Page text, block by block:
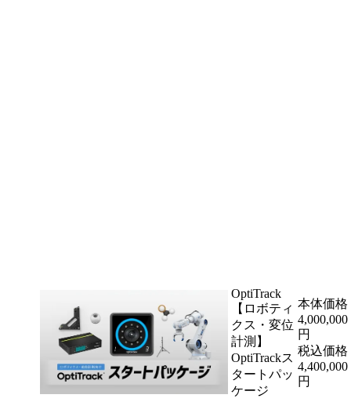
OptiTrack
【ロボティ
クス・変位
計測】
OptiTrackス
タートパッ
ケージ
本体価格
4,000,000
円
税込価格
4,400,000
円